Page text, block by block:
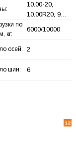
10.00-20,
10.00R20, 9…
по
кг:
6000/10000
осей: 2
шин: 6
12